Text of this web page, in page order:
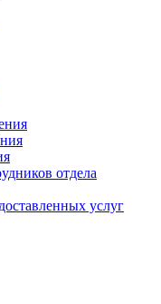
отдела
услуг